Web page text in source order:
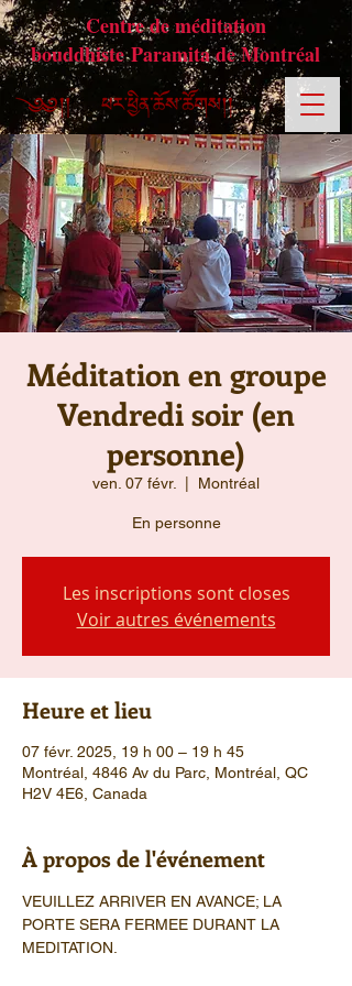
Centre de méditation
bouddhiste Paramita de Montréal
Méditation en groupe
Vendredi soir (en
personne)
ven. 07 févr. Montréal
En personne
Les inscriptions sont closes
Voir autres événements
Heure et lieu
07 févr. 2025, 19 h 00 – 19 h 45
Montréal, 4846 Av du Parc, Montréal, QC
H2V 4E6, Canada
À propos de l'événement
VEUILLEZ ARRIVER EN AVANCE; LA
PORTE SERA FERMEE DURANT LA
MEDITATION.